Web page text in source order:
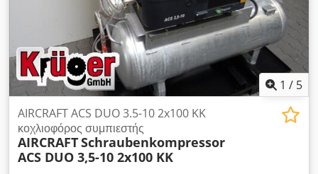
1 / 5
AIRCRAFT ACS DUO 3.5-10 2x100 KK
κοχλιοφόρος συμπιεστής
AIRCRAFTSchraubenkompressor
ACS DUO 3,5-10 2x100 KK